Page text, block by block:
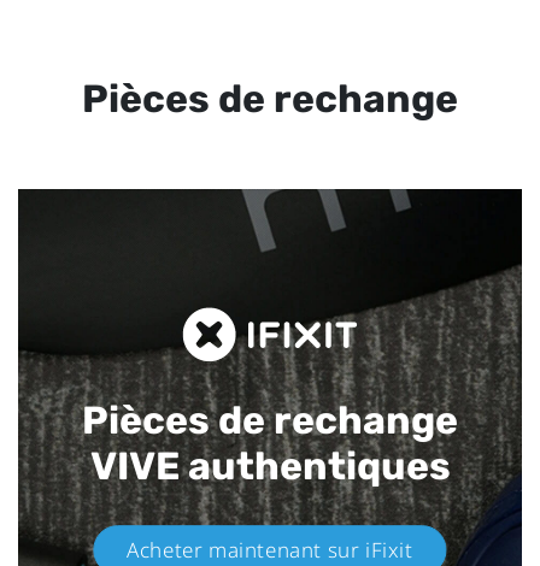
Pièces de rechange
Pièces de rechange
VIVE authentiques​
Acheter maintenant sur iFixit​